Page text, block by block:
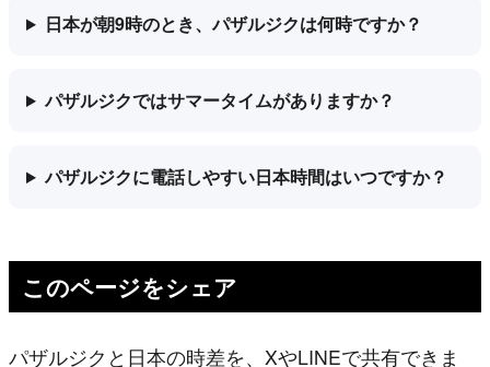
日本が朝9時のとき、パザルジクは何時ですか？
パザルジクではサマータイムがありますか？
パザルジクに電話しやすい日本時間はいつですか？
このページをシェア
パザルジクと日本の時差を、XやLINEで共有できま